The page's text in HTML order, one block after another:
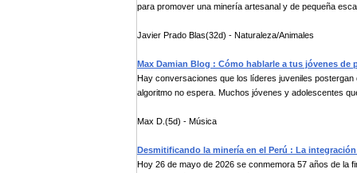
para promover una minería artesanal y de pequeña
Javier Prado Blas(32d) - Naturaleza/Animales
Max Damian Blog : Cómo hablarle a tus jóvenes de
Hay conversaciones que los líderes juveniles
algoritmo no espera. Muchos jóvenes y adolescentes
Max D.(5d) - Música
Desmitificando la minería en el Perú : La
Hoy 26 de mayo de 2026 se conmemora 57 años de la